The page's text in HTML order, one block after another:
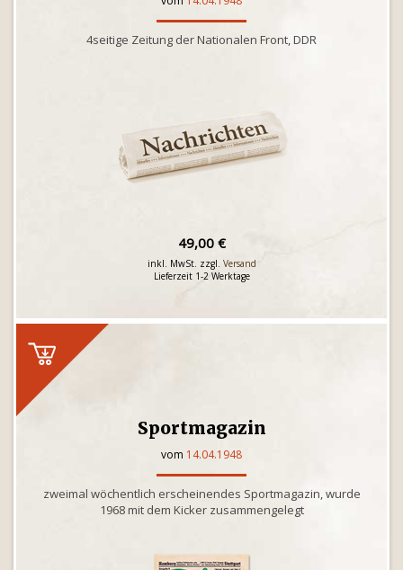
4seitige Zeitung der Nationalen Front, DDR
49,00 €
inkl. MwSt. zzgl. Versand
Lieferzeit 1-2 Werktage
Sportmagazin
vom 14.04.1948
zweimal wöchentlich erscheinendes Sportmagazin, wurde
1968 mit dem Kicker zusammengelegt